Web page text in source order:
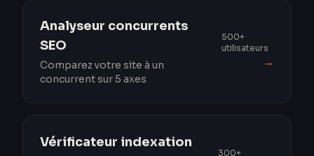
Analyseur concurrents
SEO
Comparez votre site à un
concurrent sur 5 axes
500+
utilisateurs
→
Vérificateur indexation
300+